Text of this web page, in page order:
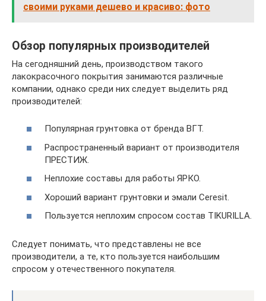
своими руками дешево и красиво: фото
Обзор популярных производителей
На сегодняшний день, производством такого
лакокрасочного покрытия занимаются различные
компании, однако среди них следует выделить ряд
производителей:
Популярная грунтовка от бренда ВГТ.
Распространенный вариант от производителя
ПРЕСТИЖ.
Неплохие составы для работы ЯРКО.
Хороший вариант грунтовки и эмали Ceresit.
Пользуется неплохим спросом состав TIKURILLA.
Следует понимать, что представлены не все
производители, а те, кто пользуется наибольшим
спросом у отечественного покупателя.